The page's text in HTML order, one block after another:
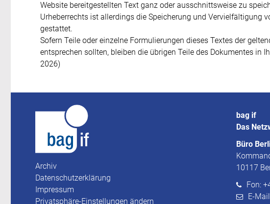
Website bereitgestellten Text ganz oder ausschnittsweise zu
Urheberrechts ist allerdings die Speicherung und Vervielfältigung
gestattet.
Sofern Teile oder einzelne Formulierungen dieses Textes der
entsprechen sollten, bleiben die übrigen Teile des Dokumentes in
2026)
Archiv
Datenschutzerklärung
Impressum
Privatsphäre-Einstellungen ändern
bag if
Das
Büro
10117
Fon:
E-